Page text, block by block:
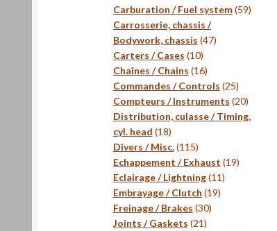
produits
Carburation / Fuel system 5959
Carrosserie, chassis /
Bodywork, chassis 4747
Carters / Cases 1010
produits
Chaînes / Chains 1616
produits
Commandes / Controls 2525
produits
Compteurs / Instruments 2020
produits
Distribution, culasse / Timing,
cyl. head 1818
produits
Divers / Misc. 115115
produits
Echappement / Exhaust 1919
Eclairage / Lightning 1111
Embrayage / Clutch 1919
Freinage / Brakes 3030
Joints / Gaskets 2121